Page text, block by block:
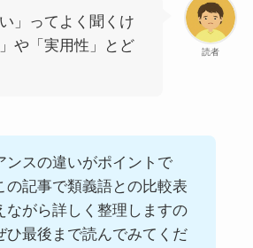
読者
」ってよく聞くけ
や「実用性」とど
ンスの違いがポイントで
の記事で類義語との比較表
ながら詳しく整理しますの
ひ最後まで読んでみてくだ